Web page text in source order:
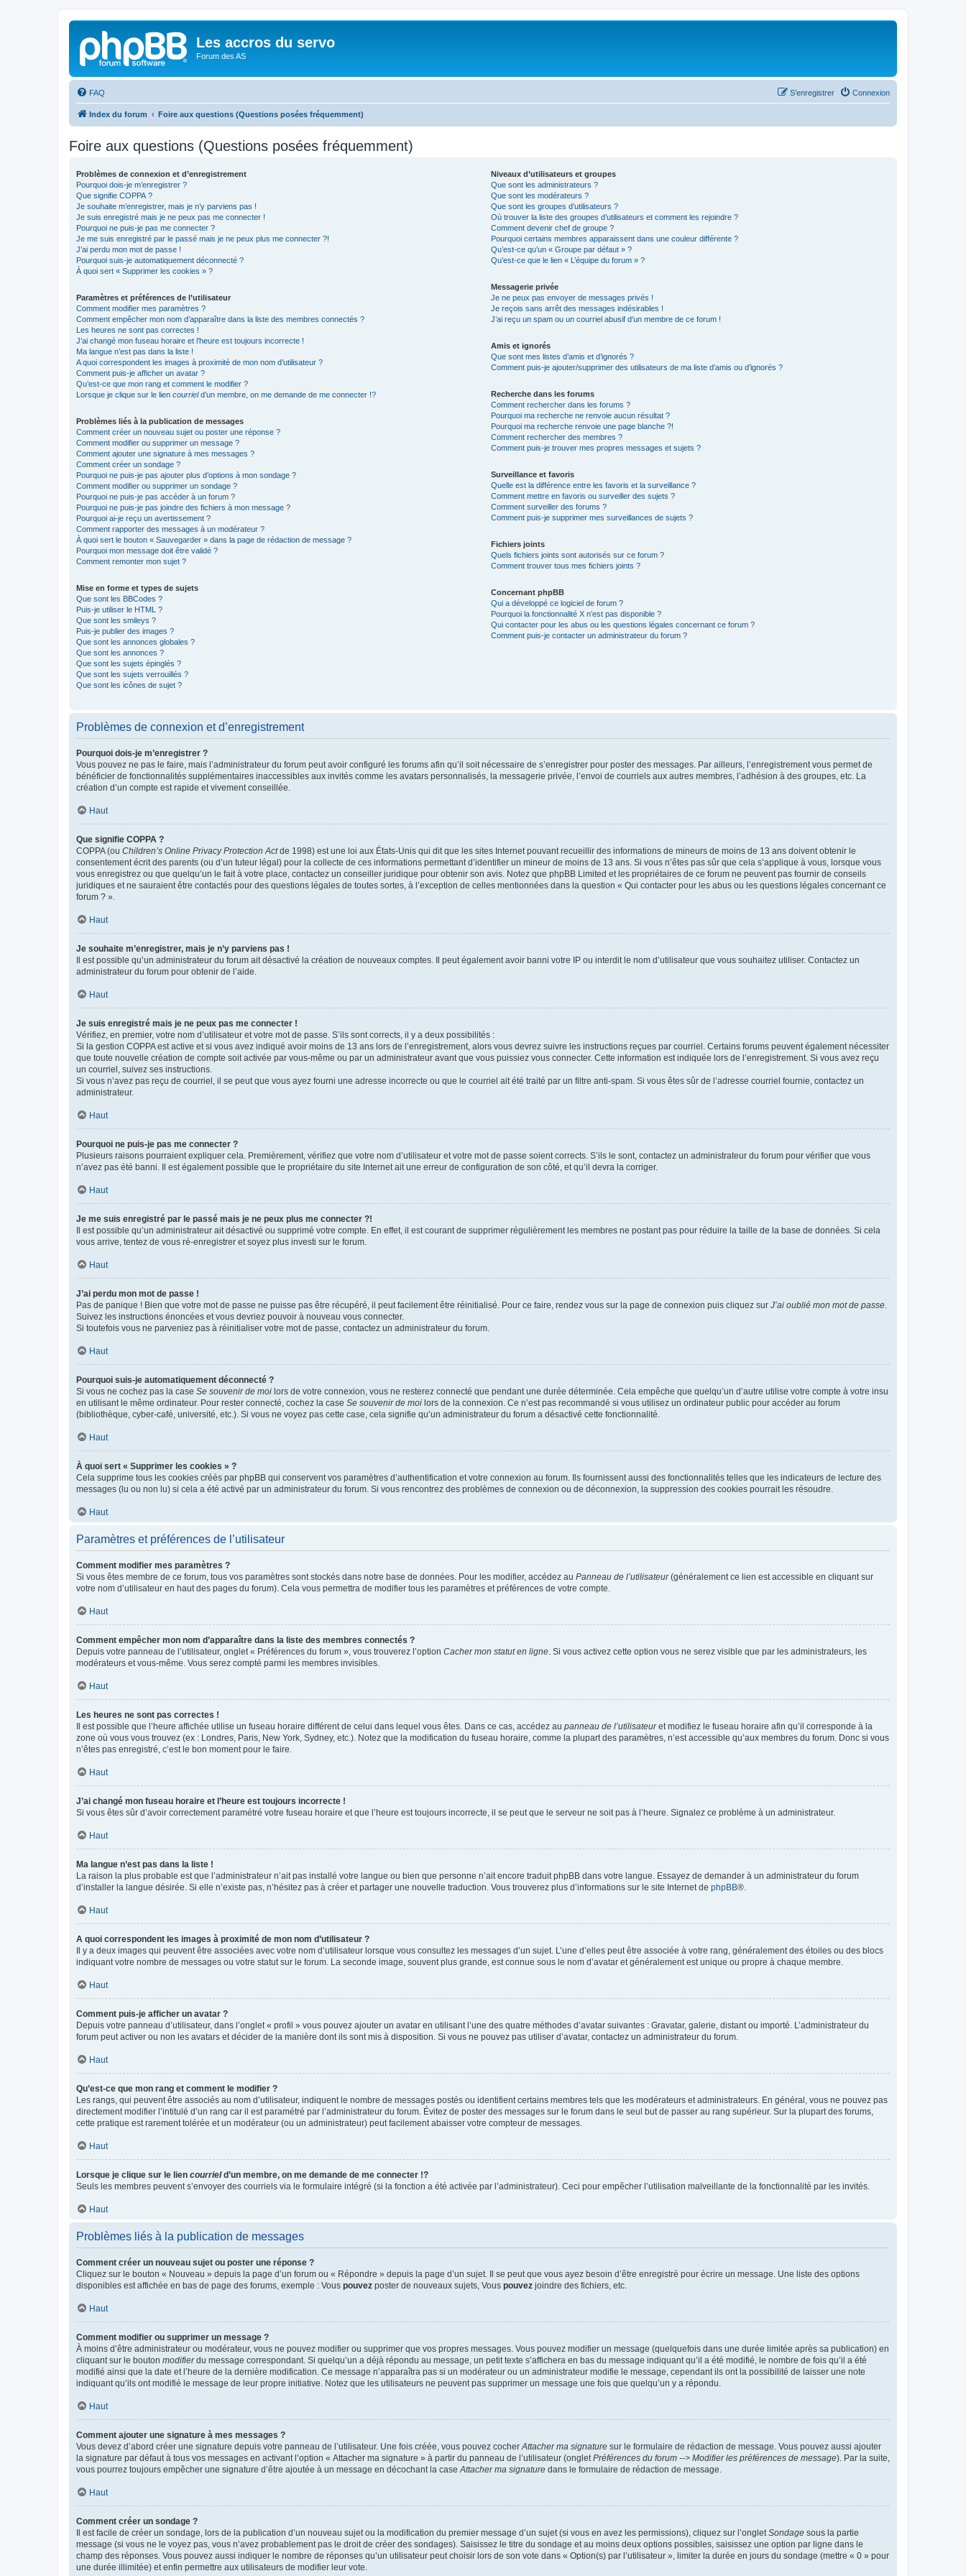
Les accros du servo
Forum des AS
FAQ Connexion
S’enregistrer
Index du forum Foire aux questions (Questions posées fréquemment)
Foire aux questions (Questions posées fréquemment)
Problèmes de connexion et d’enregistrement
Pourquoi dois-je m’enregistrer ?
Que signifie COPPA ?
Je souhaite m’enregistrer, mais je n’y parviens pas !
Je suis enregistré mais je ne peux pas me connecter !
Pourquoi ne puis-je pas me connecter ?
Je me suis enregistré par le passé mais je ne peux plus me connecter ?!
J’ai perdu mon mot de passe !
Pourquoi suis-je automatiquement déconnecté ?
À quoi sert « Supprimer les cookies » ?
Paramètres et préférences de l’utilisateur
Comment modifier mes paramètres ?
Comment empêcher mon nom d’apparaître dans la liste des membres connectés ?
Les heures ne sont pas correctes !
J’ai changé mon fuseau horaire et l’heure est toujours incorrecte !
Ma langue n’est pas dans la liste !
A quoi correspondent les images à proximité de mon nom d’utilisateur ?
Comment puis-je afficher un avatar ?
Qu’est-ce que mon rang et comment le modifier ?
Lorsque je clique sur le lien courrield’un membre, on me demande de me connecter !?
Problèmes liés à la publication de messages
Comment créer un nouveau sujet ou poster une réponse ?
Comment modifier ou supprimer un message ?
Comment ajouter une signature à mes messages ?
Comment créer un sondage ?
Pourquoi ne puis-je pas ajouter plus d’options à mon sondage ?
Comment modifier ou supprimer un sondage ?
Pourquoi ne puis-je pas accéder à un forum ?
Pourquoi ne puis-je pas joindre des fichiers à mon message ?
Pourquoi ai-je reçu un avertissement ?
Comment rapporter des messages à un modérateur ?
À quoi sert le bouton « Sauvegarder » dans la page de rédaction de message ?
Pourquoi mon message doit être validé ?
Comment remonter mon sujet ?
Mise en forme et types de sujets
Que sont les BBCodes ?
Puis-je utiliser le HTML ?
Que sont les smileys ?
Puis-je publier des images ?
Que sont les annonces globales ?
Que sont les annonces ?
Que sont les sujets épinglés ?
Que sont les sujets verrouillés ?
Que sont les icônes de sujet ?
Niveaux d’utilisateurs et groupes
Que sont les administrateurs ?
Que sont les modérateurs ?
Que sont les groupes d’utilisateurs ?
Où trouver la liste des groupes d’utilisateurs et comment les rejoindre ?
Comment devenir chef de groupe ?
Pourquoi certains membres apparaissent dans une couleur différente ?
Qu’est-ce qu’un « Groupe par défaut » ?
Qu’est-ce que le lien « L’équipe du forum » ?
Messagerie privée
Je ne peux pas envoyer de messages privés !
Je reçois sans arrêt des messages indésirables !
J’ai reçu un spam ou un courriel abusif d’un membre de ce forum !
Amis et ignorés
Que sont mes listes d’amis et d’ignorés ?
Comment puis-je ajouter/supprimer des utilisateurs de ma liste d’amis ou d’ignorés ?
Recherche dans les forums
Comment rechercher dans les forums ?
Pourquoi ma recherche ne renvoie aucun résultat ?
Pourquoi ma recherche renvoie une page blanche ?!
Comment rechercher des membres ?
Comment puis-je trouver mes propres messages et sujets ?
Surveillance et favoris
Quelle est la différence entre les favoris et la surveillance ?
Comment mettre en favoris ou surveiller des sujets ?
Comment surveiller des forums ?
Comment puis-je supprimer mes surveillances de sujets ?
Fichiers joints
Quels fichiers joints sont autorisés sur ce forum ?
Comment trouver tous mes fichiers joints ?
Concernant phpBB
Qui a développé ce logiciel de forum ?
Pourquoi la fonctionnalité X n’est pas disponible ?
Qui contacter pour les abus ou les questions légales concernant ce forum ?
Comment puis-je contacter un administrateur du forum ?
Problèmes de connexion et d’enregistrement
Pourquoi dois-je m’enregistrer ?
Vous pouvez ne pas le faire, mais l’administrateur du forum peut avoir configuré les forums afin qu’il soit nécessaire de s’enregistrer pour poster des messages. Par ailleurs, l’enregistrement vous permet de
bénéficier de fonctionnalités supplémentaires inaccessibles aux invités comme les avatars personnalisés, la messagerie privée, l’envoi de courriels aux autres membres, l’adhésion à des groupes, etc. La
création d’un compte est rapide et vivement conseillée.
Haut
Que signifie COPPA ?
COPPA (ou Children’s Online Privacy Protection Actde 1998) est une loi aux États-Unis qui dit que les sites Internet pouvant recueillir des informations de mineurs de moins de 13 ans doivent obtenir le
consentement écrit des parents (ou d’un tuteur légal) pour la collecte de ces informations permettant d’identifier un mineur de moins de 13 ans. Si vous n’êtes pas sûr que cela s’applique à vous, lorsque vous
vous enregistrez ou que quelqu’un le fait à votre place, contactez un conseiller juridique pour obtenir son avis. Notez que phpBB Limited et les propriétaires de ce forum ne peuvent pas fournir de conseils
juridiques et ne sauraient être contactés pour des questions légales de toutes sortes, à l’exception de celles mentionnées dans la question « Qui contacter pour les abus ou les questions légales concernant ce
forum ? ».
Haut
Je souhaite m’enregistrer, mais je n’y parviens pas !
Il est possible qu’un administrateur du forum ait désactivé la création de nouveaux comptes. Il peut également avoir banni votre IP ou interdit le nom d’utilisateur que vous souhaitez utiliser. Contactez un
administrateur du forum pour obtenir de l’aide.
Haut
Je suis enregistré mais je ne peux pas me connecter !
Vérifiez, en premier, votre nom d’utilisateur et votre mot de passe. S’ils sont corrects, il y a deux possibilités :
Si la gestion COPPA est active et si vous avez indiqué avoir moins de 13 ans lors de l’enregistrement, alors vous devrez suivre les instructions reçues par courriel. Certains forums peuvent également nécessiter
que toute nouvelle création de compte soit activée par vous-même ou par un administrateur avant que vous puissiez vous connecter. Cette information est indiquée lors de l’enregistrement. Si vous avez reçu
un courriel, suivez ses instructions.
Si vous n’avez pas reçu de courriel, il se peut que vous ayez fourni une adresse incorrecte ou que le courriel ait été traité par un filtre anti-spam. Si vous êtes sûr de l’adresse courriel fournie, contactez un
administrateur.
Haut
Pourquoi ne puis-je pas me connecter ?
Plusieurs raisons pourraient expliquer cela. Premièrement, vérifiez que votre nom d’utilisateur et votre mot de passe soient corrects. S’ils le sont, contactez un administrateur du forum pour vérifier que vous
n’avez pas été banni. Il est également possible que le propriétaire du site Internet ait une erreur de configuration de son côté, et qu’il devra la corriger.
Haut
Je me suis enregistré par le passé mais je ne peux plus me connecter ?!
Il est possible qu’un administrateur ait désactivé ou supprimé votre compte. En effet, il est courant de supprimer régulièrement les membres ne postant pas pour réduire la taille de la base de données. Si cela
vous arrive, tentez de vous ré-enregistrer et soyez plus investi sur le forum.
Haut
J’ai perdu mon mot de passe !
Pas de panique ! Bien que votre mot de passe ne puisse pas être récupéré, il peut facilement être réinitialisé. Pour ce faire, rendez vous sur la page de connexion puis cliquez sur J’ai oublié mon mot de passe
Suivez les instructions énoncées et vous devriez pouvoir à nouveau vous connecter.
Si toutefois vous ne parveniez pas à réinitialiser votre mot de passe, contactez un administrateur du forum.
Haut
Pourquoi suis-je automatiquement déconnecté ?
Si vous ne cochez pas la case Se souvenir de moi lors de votre connexion, vous ne resterez connecté que pendant une durée déterminée. Cela empêche que quelqu’un d’autre utilise votre compte à votre insu
en utilisant le même ordinateur. Pour rester connecté, cochez la case Se souvenir de moi lors de la connexion. Ce n’est pas recommandé si vous utilisez un ordinateur public pour accéder au forum
(bibliothèque, cyber-café, université, etc.). Si vous ne voyez pas cette case, cela signifie qu’un administrateur du forum a désactivé cette fonctionnalité.
Haut
À quoi sert « Supprimer les cookies » ?
Cela supprime tous les cookies créés par phpBB qui conservent vos paramètres d’authentification et votre connexion au forum. Ils fournissent aussi des fonctionnalités telles que les indicateurs de lecture des
messages (lu ou non lu) si cela a été activé par un administrateur du forum. Si vous rencontrez des problèmes de connexion ou de déconnexion, la suppression des cookies pourrait les résoudre.
Haut
Paramètres et préférences de l’utilisateur
Comment modifier mes paramètres ?
Si vous êtes membre de ce forum, tous vos paramètres sont stockés dans notre base de données. Pour les modifier, accédez au Panneau de l’utilisateur(généralement ce lien est accessible en cliquant sur
votre nom d’utilisateur en haut des pages du forum). Cela vous permettra de modifier tous les paramètres et préférences de votre compte.
Haut
Comment empêcher mon nom d’apparaître dans la liste des membres connectés ?
Depuis votre panneau de l’utilisateur, onglet « Préférences du forum », vous trouverez l’option Cacher mon statut en ligne . Si vous activez cette option vous ne serez visible que par les administrateurs, les
modérateurs et vous-même. Vous serez compté parmi les membres invisibles.
Haut
Les heures ne sont pas correctes !
Il est possible que l’heure affichée utilise un fuseau horaire différent de celui dans lequel vous êtes. Dans ce cas, accédez au panneau de l’utilisateuret modifiez le fuseau horaire afin qu’il corresponde à la
zone où vous vous trouvez (ex : Londres, Paris, New York, Sydney, etc.). Notez que la modification du fuseau horaire, comme la plupart des paramètres, n’est accessible qu’aux membres du forum. Donc si vous
n’êtes pas enregistré, c’est le bon moment pour le faire.
Haut
J’ai changé mon fuseau horaire et l’heure est toujours incorrecte !
Si vous êtes sûr d’avoir correctement paramétré votre fuseau horaire et que l’heure est toujours incorrecte, il se peut que le serveur ne soit pas à l’heure. Signalez ce problème à un administrateur.
Haut
Ma langue n’est pas dans la liste !
La raison la plus probable est que l’administrateur n’ait pas installé votre langue ou bien que personne n’ait encore traduit phpBB dans votre langue. Essayez de demander à un administrateur du forum
d’installer la langue désirée. Si elle n’existe pas, n’hésitez pas à créer et partager une nouvelle traduction. Vous trouverez plus d’informations sur le site Internet de phpBB®.
Haut
A quoi correspondent les images à proximité de mon nom d’utilisateur ?
Il y a deux images qui peuvent être associées avec votre nom d’utilisateur lorsque vous consultez les messages d’un sujet. L’une d’elles peut être associée à votre rang, généralement des étoiles ou des blocs
indiquant votre nombre de messages ou votre statut sur le forum. La seconde image, souvent plus grande, est connue sous le nom d’avatar et généralement est unique ou propre à chaque membre.
Haut
Comment puis-je afficher un avatar ?
Depuis votre panneau d’utilisateur, dans l’onglet « profil » vous pouvez ajouter un avatar en utilisant l’une des quatre méthodes d’avatar suivantes : Gravatar, galerie, distant ou importé. L’administrateur du
forum peut activer ou non les avatars et décider de la manière dont ils sont mis à disposition. Si vous ne pouvez pas utiliser d’avatar, contactez un administrateur du forum.
Haut
Qu’est-ce que mon rang et comment le modifier ?
Les rangs, qui peuvent être associés au nom d’utilisateur, indiquent le nombre de messages postés ou identifient certains membres tels que les modérateurs et administrateurs. En général, vous ne pouvez pas
directement modifier l’intitulé d’un rang car il est paramétré par l’administrateur du forum. Évitez de poster des messages sur le forum dans le seul but de passer au rang supérieur. Sur la plupart des forums,
cette pratique est rarement tolérée et un modérateur (ou un administrateur) peut facilement abaisser votre compteur de messages.
Haut
Lorsque je clique sur le lien courrield’un membre, on me demande de me connecter !?
Seuls les membres peuvent s’envoyer des courriels via le formulaire intégré (si la fonction a été activée par l’administrateur). Ceci pour empêcher l’utilisation malveillante de la fonctionnalité par les invités.
Haut
Problèmes liés à la publication de messages
Comment créer un nouveau sujet ou poster une réponse ?
Cliquez sur le bouton « Nouveau » depuis la page d’un forum ou « Répondre » depuis la page d’un sujet. Il se peut que vous ayez besoin d’être enregistré pour écrire un message. Une liste des options
disponibles est affichée en bas de page des forums, exemple : Vous pouvez poster de nouveaux sujets, Vous pouvez joindre des fichiers, etc.
Haut
Comment modifier ou supprimer un message ?
À moins d’être administrateur ou modérateur, vous ne pouvez modifier ou supprimer que vos propres messages. Vous pouvez modifier un message (quelquefois dans une durée limitée après sa publication) en
cliquant sur le bouton modifierdu message correspondant. Si quelqu’un a déjà répondu au message, un petit texte s’affichera en bas du message indiquant qu’il a été modifié, le nombre de fois qu’il a été
modifié ainsi que la date et l’heure de la dernière modification. Ce message n’apparaîtra pas si un modérateur ou un administrateur modifie le message, cependant ils ont la possibilité de laisser une note
indiquant qu’ils ont modifié le message de leur propre initiative. Notez que les utilisateurs ne peuvent pas supprimer un message une fois que quelqu’un y a répondu.
Haut
Comment ajouter une signature à mes messages ?
Vous devez d’abord créer une signature depuis votre panneau de l’utilisateur. Une fois créée, vous pouvez cocher Attacher ma signature sur le formulaire de rédaction de message. Vous pouvez aussi ajouter
la signature par défaut à tous vos messages en activant l’option « Attacher ma signature » à partir du panneau de l’utilisateur (onglet Préférences du forum --> Modifier les préférences de message). Par la suite,
vous pourrez toujours empêcher une signature d’être ajoutée à un message en décochant la case Attacher ma signature dans le formulaire de rédaction de message.
Haut
Comment créer un sondage ?
Il est facile de créer un sondage, lors de la publication d’un nouveau sujet ou la modification du premier message d’un sujet (si vous en avez les permissions), cliquez sur l’onglet Sondage sous la partie
message (si vous ne le voyez pas, vous n’avez probablement pas le droit de créer des sondages). Saisissez le titre du sondage et au moins deux options possibles, saisissez une option par ligne dans le
champ des réponses. Vous pouvez aussi indiquer le nombre de réponses qu’un utilisateur peut choisir lors de son vote dans « Option(s) par l’utilisateur », limiter la durée en jours du sondage (mettre « 0 » pour
une durée illimitée) et enfin permettre aux utilisateurs de modifier leur vote.